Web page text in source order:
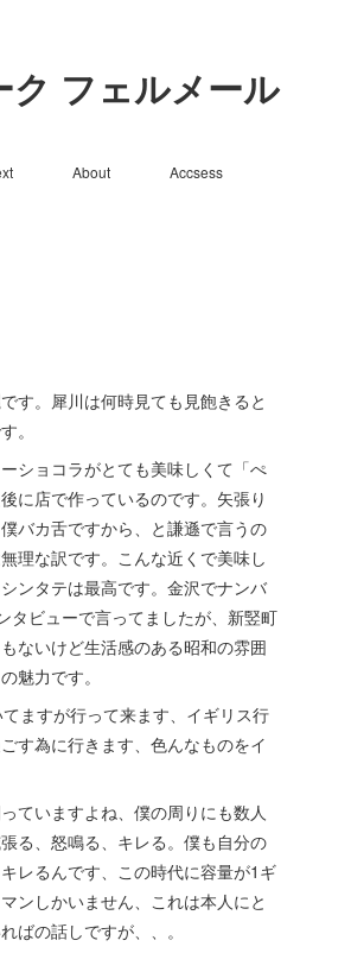
ク フェルメール
About Accsess
す。犀川は何時見ても見飽きると
。
ショコラがとても美味しくて「ぺ
に店で作っているのです。矢張り
バカ舌ですから、と謙遜で言うの
理な訳です。こんな近くで美味し
ンタテは最高です。金沢でナンバ
タビューで言ってましたが、新竪町
ないけど生活感のある昭和の雰囲
魅力です。
ますが行って来ます、イギリス行
す為に行きます、色んなものをイ
ていますよね、僕の周りにも数人
る、怒鳴る、キレる。僕も自分の
レるんです、この時代に容量が1ギ
ンしかいません、これは本人にと
ばの話しですが、、。